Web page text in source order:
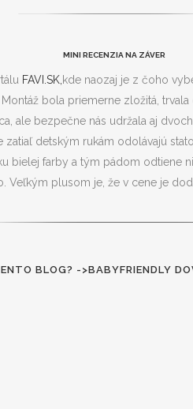
MINI RECENZIA NA ZÁVER
FAVI.SK, kde naozaj je z čoho
bola priemerne zložitá,
ale bezpečne nás udržala aj
detským rukám odolávajú
bielej farby a tým pádom odtiene
Veľkým plusom je, že v cene je
BLOG? ->BABYFRIENDLY